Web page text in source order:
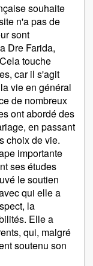
souhaite
n'a pas de
sont
Dre Farida,
touche
car il s'agit
vie en général
de nombreux
ont abordé des
en passant
choix de vie.
importante
ses études
le soutien
qui elle a
la
Elle a
qui, malgré
soutenu son